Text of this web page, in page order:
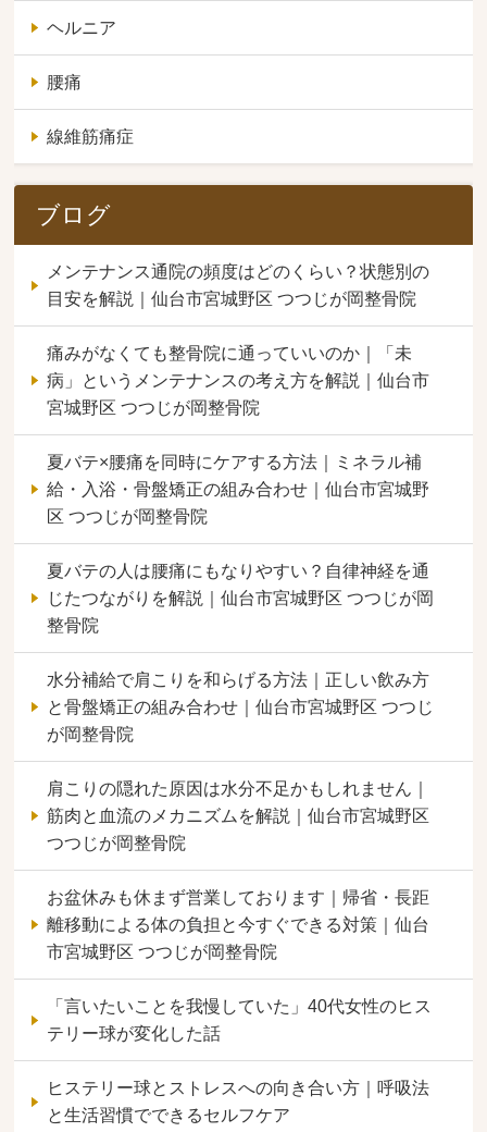
ヘルニア
腰痛
線維筋痛症
ブログ
メンテナンス通院の頻度はどのくらい？状態別の
目安を解説｜仙台市宮城野区 つつじが岡整骨院
痛みがなくても整骨院に通っていいのか｜「未
病」というメンテナンスの考え方を解説｜仙台市
宮城野区 つつじが岡整骨院
夏バテ×腰痛を同時にケアする方法｜ミネラル補
給・入浴・骨盤矯正の組み合わせ｜仙台市宮城野
区 つつじが岡整骨院
夏バテの人は腰痛にもなりやすい？自律神経を通
じたつながりを解説｜仙台市宮城野区 つつじが岡
整骨院
水分補給で肩こりを和らげる方法｜正しい飲み方
と骨盤矯正の組み合わせ｜仙台市宮城野区 つつじ
が岡整骨院
肩こりの隠れた原因は水分不足かもしれません｜
筋肉と血流のメカニズムを解説｜仙台市宮城野区
つつじが岡整骨院
お盆休みも休まず営業しております｜帰省・長距
離移動による体の負担と今すぐできる対策｜仙台
市宮城野区 つつじが岡整骨院
「言いたいことを我慢していた」40代女性のヒス
テリー球が変化した話
ヒステリー球とストレスへの向き合い方｜呼吸法
と生活習慣でできるセルフケア